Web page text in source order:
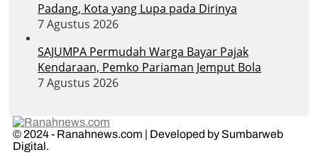
Padang, Kota yang Lupa pada Dirinya
7 Agustus 2026
SAJUMPA Permudah Warga Bayar Pajak
Kendaraan, Pemko Pariaman Jemput Bola
7 Agustus 2026
© 2024 - Ranahnews.com | Developed by Sumbarweb
Digital.